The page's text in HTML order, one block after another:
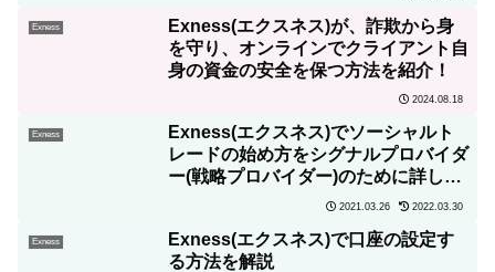
Exness
Exness(エクスネス)が、詐欺から身
を守り、オンラインでクライアント自
身の資金の安全を保つ方法を紹介！
2024.08.18
Exness
Exness(エクスネス)でソーシャルト
レードの始め方をシグナルプロバイダ
ー(戦略プロバイダー)のために詳しく
2021.03.26 2022.03.30
Exness
Exness(エクスネス)で口座の設定す
る方法を解説